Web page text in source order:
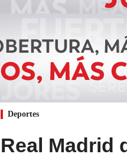
Deportes
Real Madrid